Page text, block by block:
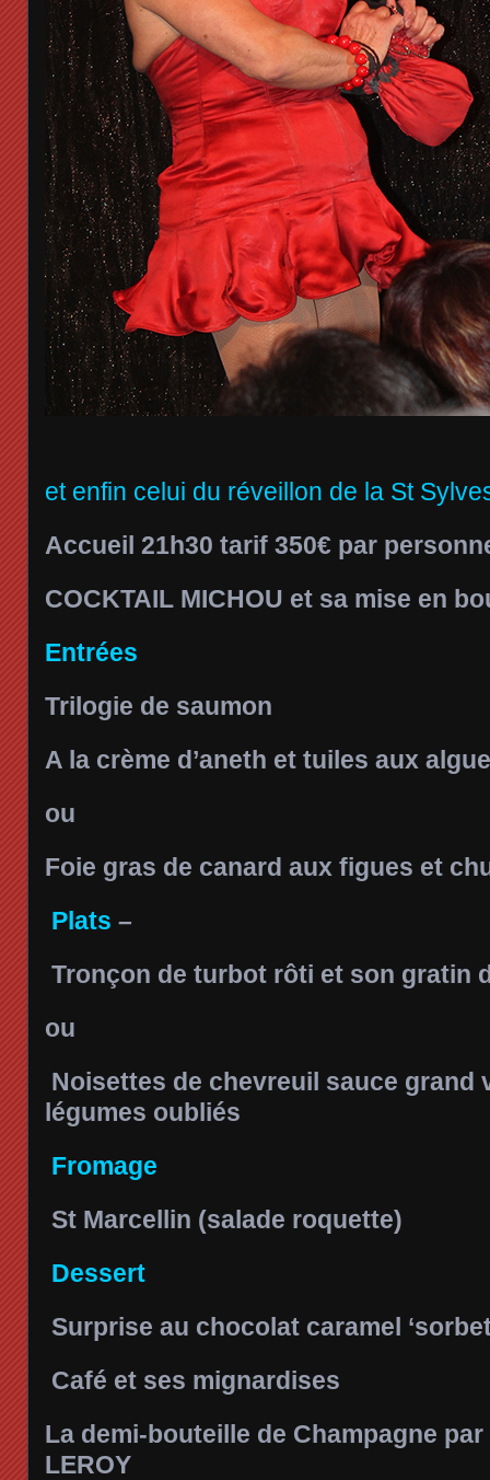
et enfin celui du réveillon de la St
Accueil 21h30 tarif 350€ par
COCKTAIL MICHOU et sa mise en
Entrées
Trilogie de saumon
A la crème d’aneth et tuiles aux
ou
Foie gras de canard aux figues et
Plats –
Tronçon de turbot rôti et son gratin
ou
Noisettes de chevreuil sauce grand
légumes oubliés
Fromage
St Marcellin (salade roquette)
Dessert
Surprise au chocolat caramel
Café et ses mignardises
La demi-bouteille de Champagne
LEROY